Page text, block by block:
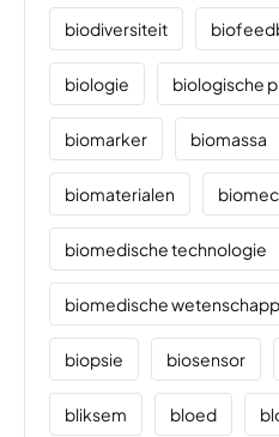
biodiversiteit
biologie biologische
biomarker biomassa
biomaterialen
biomedische technologie
biomedische
biopsie biosensor
bliksem bloed